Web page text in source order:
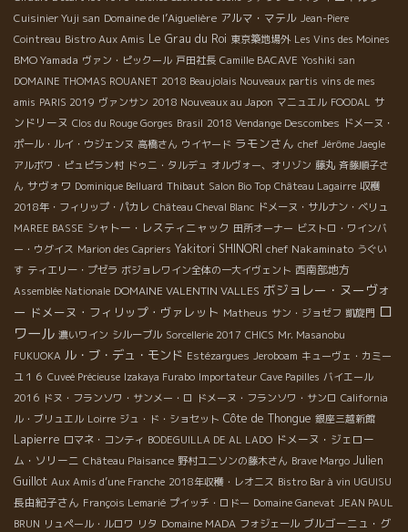
Cuisinier Yuji san Domaine de l’Aiguelière アルマ・マテル Jean-Piere
Cointreau Bistro Aux Amis Le Grau du Roi 東京築地場外 Les Vins des Moines
BMO Yamada ヴァン・ピックール 戸田社長 Camille BACAVE Yoshiki san
DOMAINE THOMAS ROUANET 2018 Beaujolais Nouveaux partis vins de mes
amis PARIS 2019 ヴァンサン 2018 Nouveaux au Japon マニュエル FOODAL サ
ンドリーヌ Clos du Rouge Gorges Brasil 2018 Vendange Descombes ドメーヌ・
ポール・ルイ・ウジェンヌ 高橋さん ウイヤード ラモンさん chef Jérôme Jaegle
アルボワ・ピュピラン村 ドゥニ・タルデュ オルヴォー、オリゾン 藤丸 斉藤順子さ
ん サヴォワ Dominique Belluard Thibaut Salon Bio Top Château Lagairre 収穫
2018年・フィリップ・パカレ Château Cheval Blanc ドメーヌ・サルナン・ベリュ
MAREE BASSE シャトー・レスティニャック 田所オーナー ビストロ・ワインバ
ー・ウグイス Marion des Capriers Yakitori SHINORI chef Nakaminato うぐい
す ティエリー・プゼラ ボジョレワイン全体の一大イヴェント 西南部地方
Assemblée Nationale DOMAINE VALENTIN VALLES ボジョレー・ヌーヴォ
ー ドメーヌ・フィリップ・ヴァレット Matheus サン・ジョゼフ 凱旋門 ロ
ワール 濃いワイン シルーブル Sorcellerie 2017 CHICS Mr. Masanobu
FUKUOKA ル・ブ・デュ・モンド Estézargues Jeroboam キューヴェ・カミー
ユ１６ Cuveé Précieuse Izakaya Furabo Importateur Cave Papilles バイエール
2016 ドヌ・フランソワ・サンメー・ロ ドメーヌ・フランソワ・サンロ California
ル・ブリュエル Loirre ジュ・ド・ショセット Côte de Thongue 銀座三越新館
Lapierre ロマネ・コンティ BODEGUILLA DE AL LADO ドメーヌ・ジェロー
ム・ソリーニ Château Plaisance 野村ユニソンの藤木さん Brave Margo Julien
Guillot Aux Amis d’une Franche 2018年収穫・レオニス Bistro Bar à vin UGUISU
長由紀子さん François Lemarié プイッチ・ロドー Domaine Ganevat JEAN PAUL
BRUN リュペール・ルロワ リタ Domaine MADA フォジェール ブルゴーニュ・グ